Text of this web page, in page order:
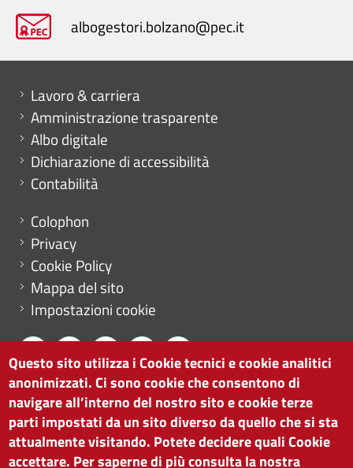
albogestori.bolzano@pec.it
Mini menu di servizio
Lavoro & carriera
Amministrazione trasparente
Albo digitale
Dichiarazione di accessibilità
Contabilità
Menu footer
Colophon
Privacy
Cookie Policy
Mappa del sito
Impostazioni cookie
CAMERA DI COMMERCIO DI BOLZANO
via Alto Adige 60 | I-39100 Bolzano
tel. 0471 945 511 |info@camcom.bz.it
Partita IVA: 00376420212
Questo sito utilizza i Cookie tecnici e cookie analitici
anonimizzati. Ci sono cookie che consentono di
navigare all’interno del nostro sito e cookie terze
parti impostati da un sito diverso da quello che si sta
attualmente visitando. Potete decidere quali Cookie
accettare. Per saperne di più consulta la nostra